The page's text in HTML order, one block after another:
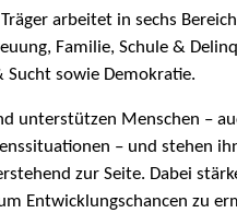
arbeitet in sechs
Familie, Schule &
Sucht sowie Demokratie.
unterstützen Menschen –
– und stehen
zur Seite. Dabei
Entwicklungschancen zu